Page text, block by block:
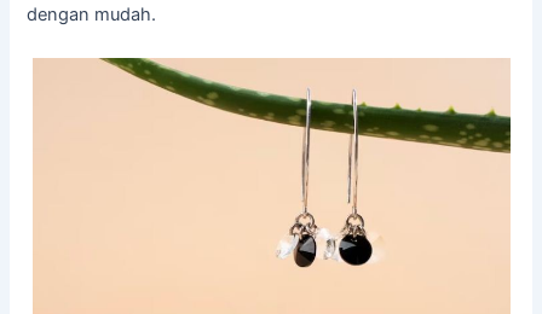
dengan mudah.